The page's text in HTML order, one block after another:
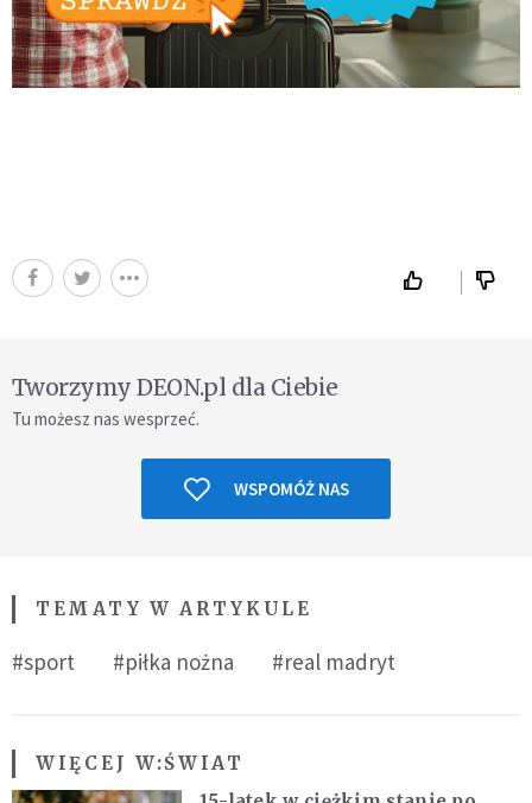
Tworzymy DEON.pl dla Ciebie
Tu możesz nas wesprzeć.
WSPOMÓŻ NAS
TEMATY W ARTYKULE
#sport #piłka nożna #real madryt
WIĘCEJ W:ŚWIAT